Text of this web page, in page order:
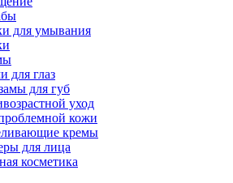
для умывания
для глаз
для губ
уход
кожи
кремы
для лица
косметика